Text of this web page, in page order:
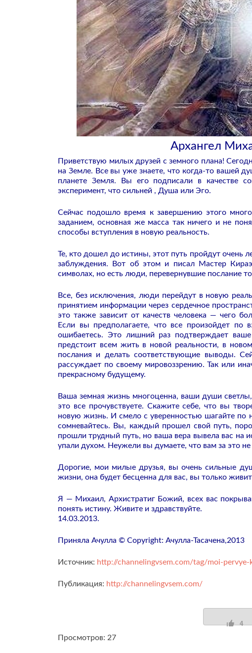
Архангел
Приветствую милых друзей с земного плана!
на Земле. Все вы уже знаете, что когда-то вашей
планете Земля. Вы его подписали в качестве
эксперимент, что сильней , Душа или Эго.
Сейчас подошло время к завершению этого
заданием, основная же масса так ничего и не
способы вступления в новую реальность.
Те, кто дошел до истины, этот путь пройдут очень
заблуждения. Вот об этом и писал Мастер
символах, но есть люди, перевернувшие послание
Все, без исключения, люди перейдут в новую
принятием информации через сердечное
это также зависит от качеств человека — чего
Если вы предполагаете, что все произойдет по
ошибаетесь. Это лишний раз подтверждает
предстоит всем жить в новой реальности, в
послания и делать соответствующие выводы.
рассуждает по своему мировоззрению. Так или
прекрасному будущему.
Ваша земная жизнь многоценна, ваши души
это все прочувствуете. Скажите себе, что вы
новую жизнь. И смело с уверенностью шагайте
сомневайтесь. Вы, каждый прошел свой путь,
прошли трудный путь, но ваша вера вывела вас на
упали духом. Неужели вы думаете, что вам за это
Дорогие, мои милые друзья, вы очень сильные
жизни, она будет бесценна для вас, вы только
Я — Михаил, Архистратиг Божий, всех вас
понять истину. Живите и здравствуйте.
14.03.2013.
Приняла Ачулла © Copyright: Ачулла-Тасачена,2013
Источник: http://channelingvsem.com/tag/moi-
Публикация: http://channelingvsem.com/
4
Просмотров: 27